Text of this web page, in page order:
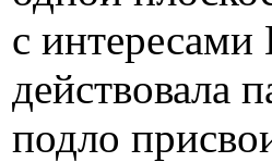
с
действовала
подло